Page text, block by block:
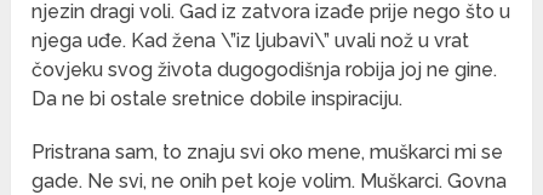
njezin dragi voli. Gad iz zatvora izađe prije nego što u
njega uđe. Kad žena \”iz ljubavi\” uvali nož u vrat
čovjeku svog života dugogodišnja robija joj ne gine.
Da ne bi ostale sretnice dobile inspiraciju.
Pristrana sam, to znaju svi oko mene, muškarci mi se
gade. Ne svi, ne onih pet koje volim. Muškarci. Govna